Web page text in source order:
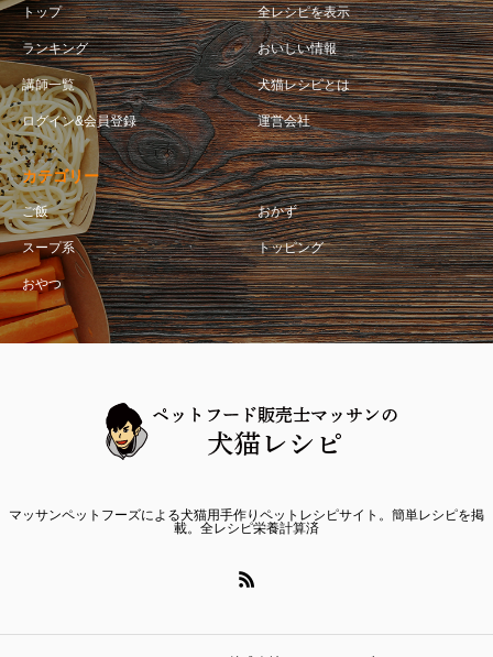
トップ 全レシピを表示
ランキング おいしい情報
講師一覧 犬猫レシピとは
ログイン&会員登録 運営会社
カテゴリー
ご飯 おかず
スープ系 トッピング
おやつ
マッサンペットフーズによる犬猫用手作りペットレシピサイト。簡単レシピを掲
載。全レシピ栄養計算済